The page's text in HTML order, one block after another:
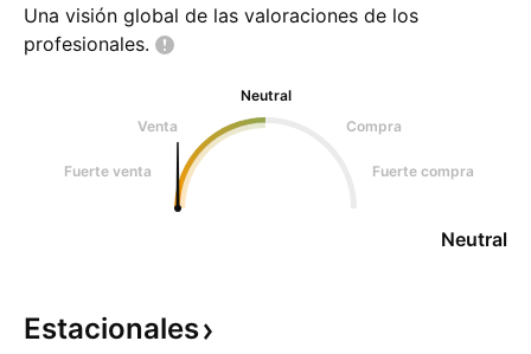
Una visión global de las valoraciones de los
profesionales.
Neutral
Venta
Compra
Fuerte venta Fuerte compra
Neutral
Estacionales